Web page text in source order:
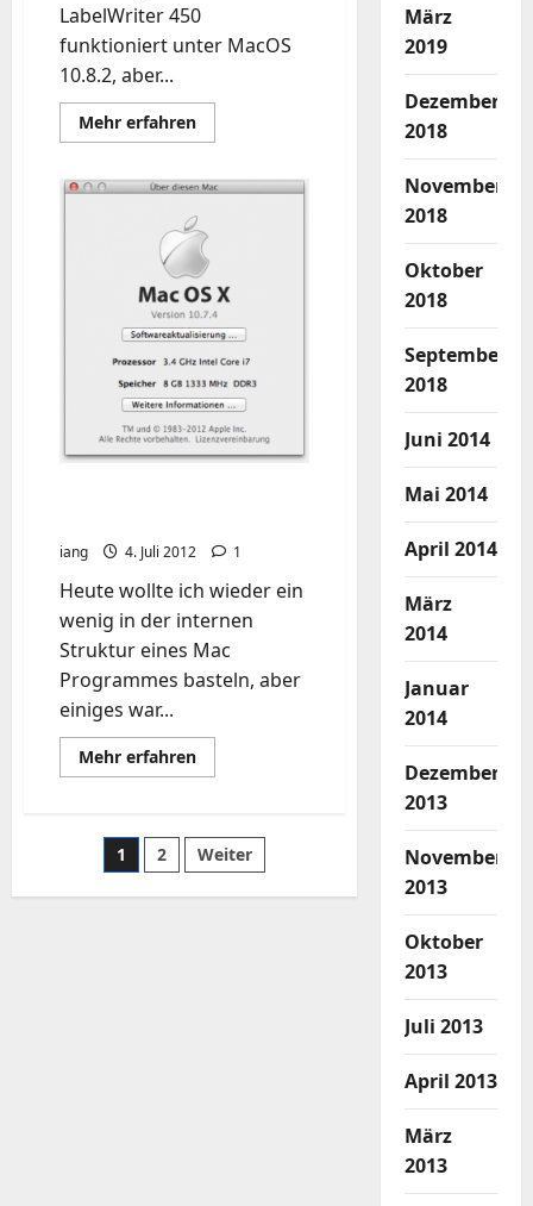
LabelWriter 450
funktioniert unter MacOS
10.8.2, aber...
Mehr erfahrenMehr
Informationen
LabelWriter
unter
Mac
[Lösung]
iang 4. Juli 2012 1
Heute wollte ich wieder ein
wenig in der internen
Struktur eines Mac
Programmes basteln, aber
einiges war...
Mehr erfahrenMehr
Informationen
versteckte
Dateien
einblenden
Seitennummerierung
der
1 2 Weiter
März
2019
Dezember
2018
November
2018
Oktober
2018
September
2018
Juni 2014
Mai 2014
April 2014
März
2014
Januar
2014
Dezember
2013
November
2013
Oktober
2013
Juli 2013
April 2013
März
2013